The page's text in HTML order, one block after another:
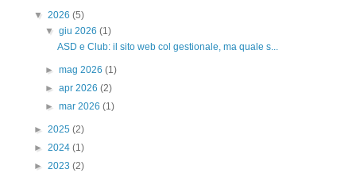
▼ 2026 (5)
▼giu 2026(1)
ASD e Club: il sito web col gestionale, ma quale s...
►mag 2026(1)
►apr 2026(2)
►mar 2026(1)
► 2025 (2)
► 2024 (1)
► 2023 (2)